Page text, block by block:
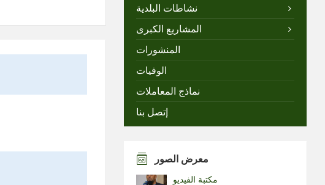
نشاطات البلدية
المشاريع الكبرى
المنشورات
الوفيات
نماذج المعاملات
إتصل بنا
معرض الصور
مكتبة الفيديو